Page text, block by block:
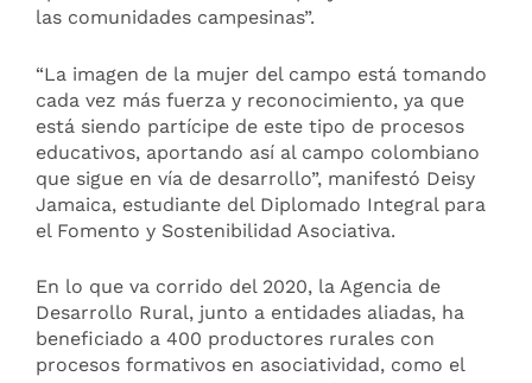
las comunidades campesinas”.
“La imagen de la mujer del campo está tomando
cada vez más fuerza y reconocimiento, ya que
está siendo partícipe de este tipo de procesos
educativos, aportando así al campo colombiano
que sigue en vía de desarrollo”, manifestó Deisy
Jamaica, estudiante del Diplomado Integral para
el Fomento y Sostenibilidad Asociativa.
En lo que va corrido del 2020, la Agencia de
Desarrollo Rural, junto a entidades aliadas, ha
beneficiado a 400 productores rurales con
procesos formativos en asociatividad, como el